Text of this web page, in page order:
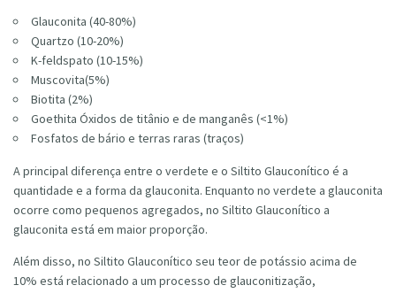
Glauconita (40-80%)
Quartzo (10-20%)
K-feldspato (10-15%)
Muscovita(5%)
Biotita (2%)
Goethita Óxidos de titânio e de manganês (<1%)
Fosfatos de bário e terras raras (traços)
A principal diferença entre o verdete e o Siltito Glauconítico é a
quantidade e a forma da glauconita. Enquanto no verdete a glauconita
ocorre como pequenos agregados, no Siltito Glauconítico a
glauconita está em maior proporção.
Além disso, no Siltito Glauconítico seu teor de potássio acima de
10% está relacionado a um processo de glauconitização,